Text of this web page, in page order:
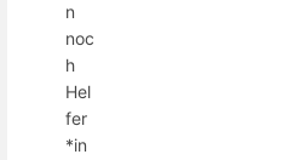
n
noc
h
Hel
fer
*in